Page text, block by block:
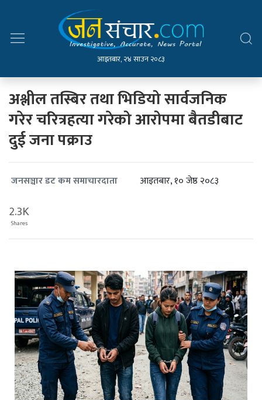
आइतबार, २४ साउन २०८३
अश्लील तस्बिर तथा भिडियो सार्वजनिक
गरेर चरित्रहत्या गरेको आरोपमा बैतडीबाट
दुई जना पक्राउ
जनसञ्चार डट कम समाचारदाता आइतबार, १० जेष्ठ २०८३
2.3K
Shares